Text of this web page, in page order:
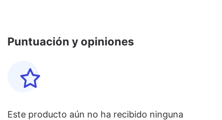
Puntuación y opiniones
Este producto aún no ha recibido ninguna